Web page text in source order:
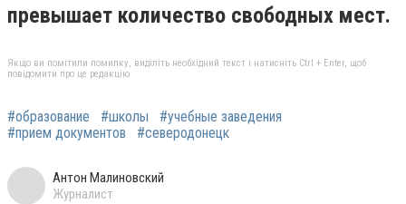
превышает количество свободных мест.
Якщо ви помітили помилку, виділіть необхідний текст і натисніть Ctrl + Enter, щоб
повідомити про це редакцію
#образование #школы
#учебные заведения
#прием документов
#северодонецк
Антон Малиновский
Журналист